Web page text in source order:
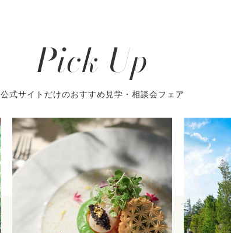
Pick Up
公式サイトだけのおすすめ見学・相談会フェア